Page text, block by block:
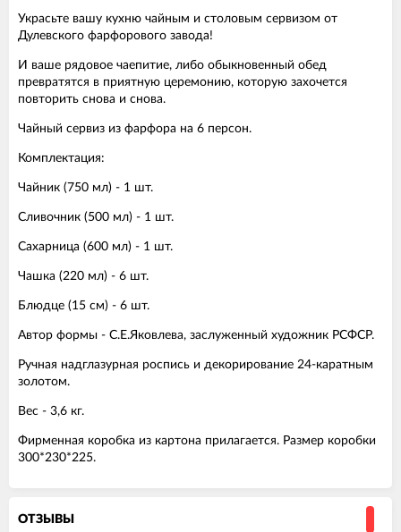
Украсьте вашу кухню чайным и столовым сервизом от
Дулевского фарфорового завода!
И ваше рядовое чаепитие, либо обыкновенный обед
превратятся в приятную церемонию, которую захочется
повторить снова и снова.
Чайный сервиз из фарфора на 6 персон.
Комплектация:
Чайник (750 мл) - 1 шт.
Сливочник (500 мл) - 1 шт.
Сахарница (600 мл) - 1 шт.
Чашка (220 мл) - 6 шт.
Блюдце (15 см) - 6 шт.
Автор формы - С.Е.Яковлева, заслуженный художник РСФСР.
Ручная надглазурная роспись и декорирование 24-каратным
золотом.
Вес - 3,6 кг.
Фирменная коробка из картона прилагается. Размер коробки
300*230*225.
ОТЗЫВЫ